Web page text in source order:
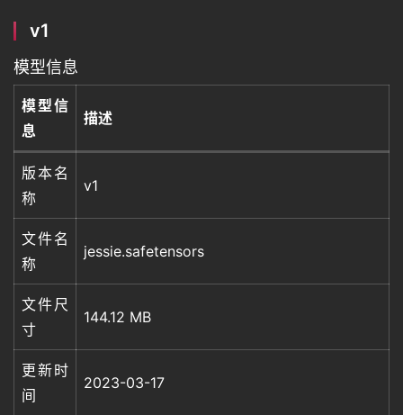
v1
模型信息
模型信
息
描述
版本名
称
v1
文件名
称
jessie.safetensors
文件尺
寸
144.12 MB
更新时
间
2023-03-17